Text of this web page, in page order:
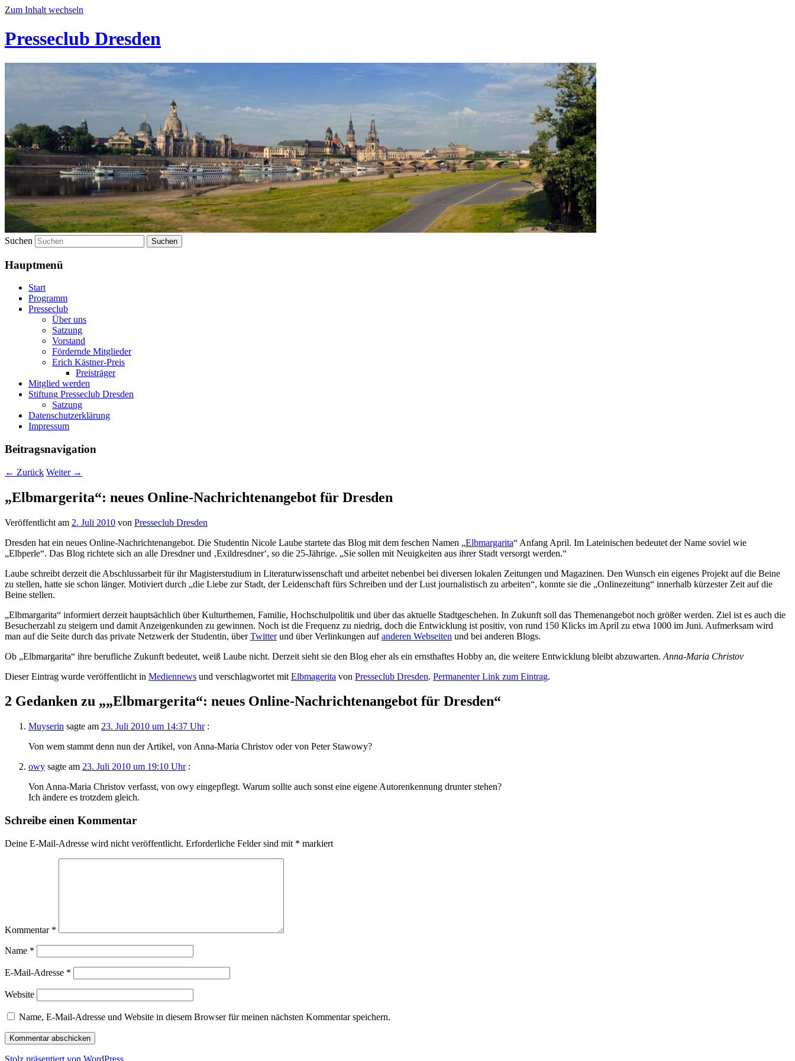
Zum Inhalt wechseln
Presseclub Dresden
Suchen
Hauptmenü
Start
Programm
Presseclub
Über uns
Satzung
Vorstand
Fördernde Mitglieder
Erich Kästner-Preis
Preisträger
Mitglied werden
Stiftung Presseclub Dresden
Satzung
Datenschutzerklärung
Impressum
Beitragsnavigation
← Zurück Weiter →
„Elbmargerita“: neues Online-Nachrichtenangebot für Dresden
Veröffentlicht am 2. Juli 2010 von Presseclub Dresden
Dresden hat ein neues Online-Nachrichtenangebot. Die Studentin Nicole Laube startete das Blog mit dem feschen Namen „Elbmargarita“ Anfang April. Im Lateinischen bedeutet der Name soviel wie
„Elbperle“. Das Blog richtete sich an alle Dresdner und ‚Exildresdner‘, so die 25-Jährige. „Sie sollen mit Neuigkeiten aus ihrer Stadt versorgt werden.“
Laube schreibt derzeit die Abschlussarbeit für ihr Magisterstudium in Literaturwissenschaft und arbeitet nebenbei bei diversen lokalen Zeitungen und Magazinen. Den Wunsch ein eigenes Projekt auf die Beine
zu stellen, hatte sie schon länger. Motiviert durch „die Liebe zur Stadt, der Leidenschaft fürs Schreiben und der Lust journalistisch zu arbeiten“, konnte sie die „Onlinezeitung“ innerhalb kürzester Zeit auf die
Beine stellen.
„Elbmargarita“ informiert derzeit hauptsächlich über Kulturthemen, Familie, Hochschulpolitik und über das aktuelle Stadtgeschehen. In Zukunft soll das Themenangebot noch größer werden. Ziel ist es auch die
Besucherzahl zu steigern und damit Anzeigenkunden zu gewinnen. Noch ist die Frequenz zu niedrig, doch die Entwicklung ist positiv, von rund 150 Klicks im April zu etwa 1000 im Juni. Aufmerksam wird
man auf die Seite durch das private Netzwerk der Studentin, überTwitterund über Verlinkungen aufanderen Webseiten und bei anderen Blogs.
Ob „Elbmargarita“ ihre berufliche Zukunft bedeutet, weiß Laube nicht. Derzeit sieht sie den Blog eher als ein ernsthaftes Hobby an, die weitere Entwicklung bleibt abzuwarten. Anna-Maria Christov
Dieser Eintrag wurde veröffentlicht in Mediennews und verschlagwortet mit Elbmagerita von Presseclub Dresden. Permanenter Link zum Eintrag.
2 Gedanken zu „„Elbmargerita“: neues Online-Nachrichtenangebot für Dresden“
Muyserin sagte am 23. Juli 2010 um 14:37 Uhr :
Von wem stammt denn nun der Artikel, von Anna-Maria Christov oder von Peter Stawowy?
owy sagte am 23. Juli 2010 um 19:10 Uhr :
Von Anna-Maria Christov verfasst, von owy eingepflegt. Warum sollte auch sonst eine eigene Autorenkennung drunter stehen?
Ich ändere es trotzdem gleich.
Schreibe einen Kommentar
Deine E-Mail-Adresse wird nicht veröffentlicht. Erforderliche Felder sind mit * markiert
Kommentar *
Name *
E-Mail-Adresse *
Website
Name, E-Mail-Adresse und Website in diesem Browser für meinen nächsten Kommentar speichern.
Stolz präsentiert von WordPress